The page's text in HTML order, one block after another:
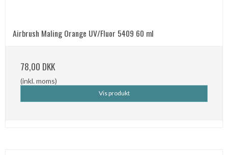
Airbrush Maling Orange UV/Fluor 5409 60 ml
78,00 DKK
(inkl. moms)
Vis produkt